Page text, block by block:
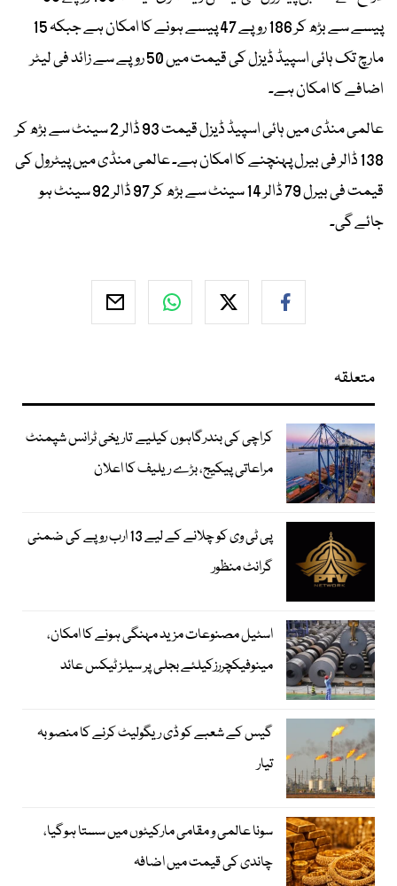
پیسے سے بڑھ کر 186 روپے 47 پیسے ہونے کا امکان ہے جبکہ 15
مارچ تک ہائی اسپیڈ ڈیزل کی قیمت میں 50 روپے سے زائد فی لیٹر
اضافے کا امکان ہے۔
عالمی منڈی میں ہائی اسپیڈ ڈیزل قیمت 93 ڈالر 2 سینٹ سے بڑھ کر
138 ڈالر فی بیرل پہنچنے کا امکان ہے۔ عالمی منڈی میں پیٹرول کی
قیمت فی بیرل 79 ڈالر 14 سینٹ سے بڑھ کر 97 ڈالر 92 سینٹ ہو
جائے گی۔
متعلقہ
کراچی کی بندرگاہوں کیلیے تاریخی ٹرانس شپمنٹ
مراعاتی پیکیج، بڑے ریلیف کا اعلان
پی ٹی وی کو چلانے کے لیے 13 ارب روپے کی ضمنی
گرانٹ منظور
اسٹیل مصنوعات مزید مہنگی ہونے کا امکان،
مینوفیکچررزکیلئے بجلی پر سیلز ٹیکس عائد
گیس کے شعبے کو ڈی ریگولیٹ کرنے کا منصوبہ
تیار
سونا عالمی و مقامی مارکیٹوں میں سستا ہوگیا،
چاندی کی قیمت میں اضافہ